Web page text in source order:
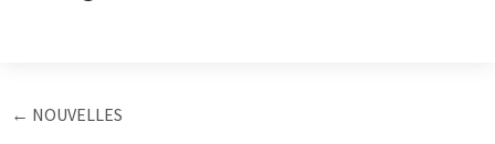
← NOUVELLES